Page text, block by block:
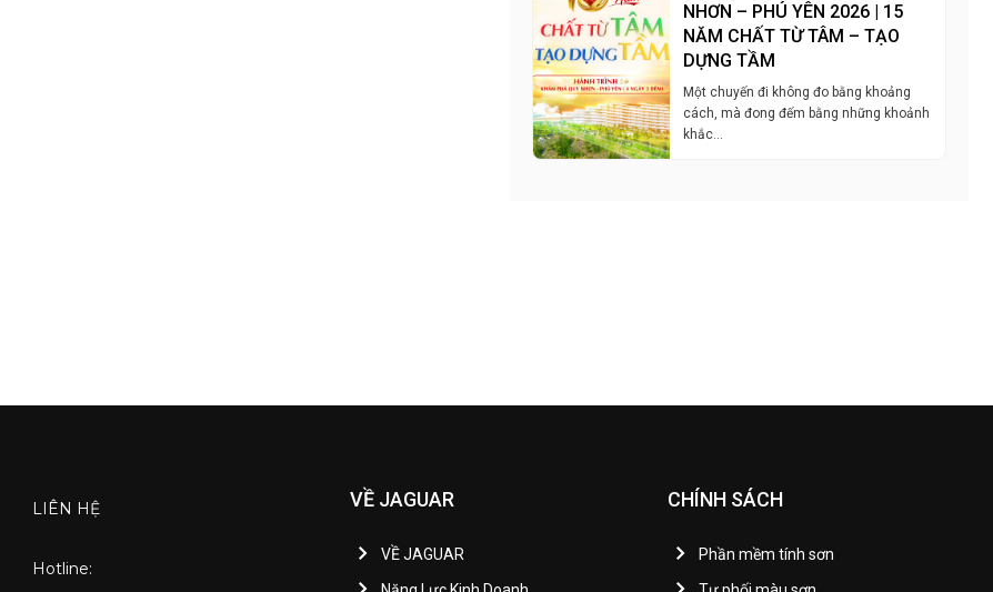
NHƠN – PHÚ YÊN 2026 | 15
NĂM CHẤT TỪ TÂM – TẠO
DỰNG TẦM
Một chuyến đi không đo bằng khoảng
cách, mà đong đếm bằng những khoảnh
khắc…
LIÊN HỆ
Hotline:
VỀ JAGUAR
VỀ JAGUAR
CHÍNH SÁCH
Phần mềm tính sơn